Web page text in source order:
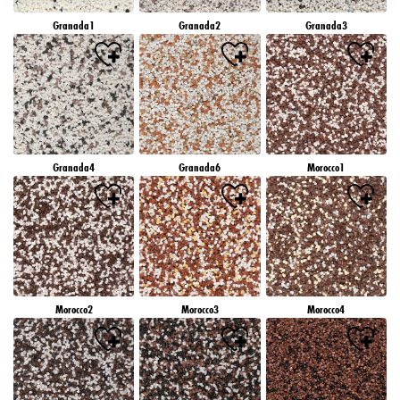
Granada1 Granada2 Granada3
Granada4 Granada6 Morocco1
Morocco2 Morocco3 Morocco4
záujmov), na tejto webovej lokalite a v iných médiách (tretích strán) prostredníctvom
zariadení, ktoré boli pridelené vám alebo vašej domácnosti, ako aj na meranie a
optimalizáciu úspešnosti reklamných kampaní..
Viac informácií o spracovaní vašich údajov nájdete v našom vyhlásení o ochrane
údajov, ktoré je uvedené v pätičke (časť "Cookies, pixely, odtlačky prstov a podobné
technológie"). Svoj súhlas môžete kedykoľvek odvolať s účinnosťou do budúcnosti
vypnutím súborov cookie na našej webovej stránke v časti "Nastavenia súborov cookie"
prepojenej v pätičke. Ďalšie informácie týkajúce sa súborov cookie používaných na tejto
webovej lokalite, najmä doby ich uchovávania, nájdete v podrobných informáciách o
jednotlivých súboroch cookie, ktoré sú k dispozícii po kliknutí na tlačidlo "upraviť"
nižšie".
Ak kliknete na "Upraviť", môžete nájsť viac informácií o spracovaní vašich
údajov/používaní súborov cookie a povoliť ich na jeden alebo viacero vyššie
uvedených účelov. Kliknutím na "Prijať všetko" súhlasíte s používaním súborov cookie,
ako aj so spracovaním vašich osobných údajov na všetky vyššie uvedené účely. Ak
kliknete na "Odmietnuť", budú sa používať len súbory cookie, ktoré sú technicky
nevyhnutné na poskytovanie tejto webovej stránky.